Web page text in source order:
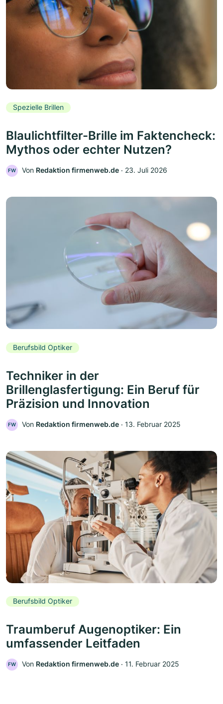
Spezielle Brillen
Blaulichtfilter-Brille im Faktencheck:
Mythos oder echter Nutzen?
FW Von Redaktion firmenweb.de ‧ 23. Juli 2026
Berufsbild Optiker
Techniker in der
Brillenglasfertigung: Ein Beruf für
Präzision und Innovation
FW Von Redaktion firmenweb.de ‧ 13. Februar 2025
Berufsbild Optiker
Traumberuf Augenoptiker: Ein
umfassender Leitfaden
FW Von Redaktion firmenweb.de ‧ 11. Februar 2025